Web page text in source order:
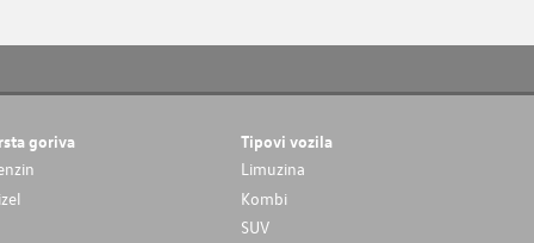
goriva Tipovi vozila
Limuzina
Kombi
SUV